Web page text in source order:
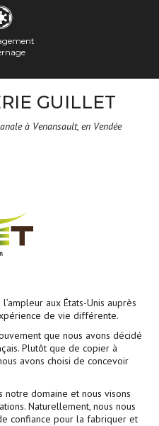
GUILLET
à Venansault, en Vendée
aux États-Unis auprès
de vie différente.
que nous avons décidé
Plutôt que de copier à
avons choisi de concevoir
notre domaine et nous visons
Naturellement, nous nous
confiance pour la fabriquer et